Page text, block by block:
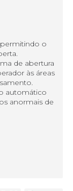
o
de abertura
às áreas
automático
anormais de